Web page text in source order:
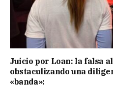
Juicio por Loan: la falsa
obstaculizando una
«banda»: